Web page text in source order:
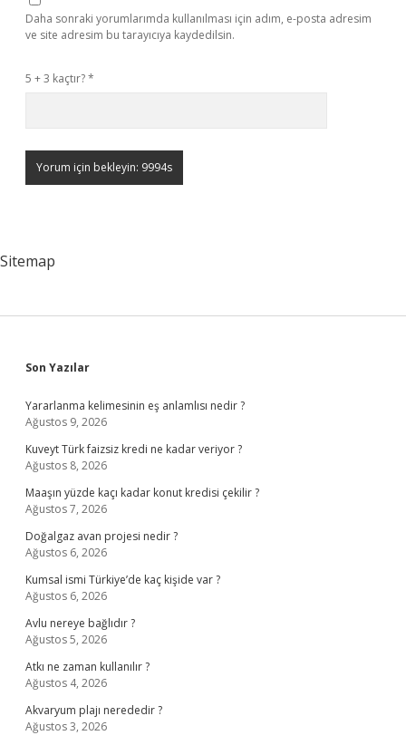
Daha sonraki yorumlarımda kullanılması için adım, e-posta adresim
ve site adresim bu tarayıcıya kaydedilsin.
5 + 3 kaçtır?*
Sitemap
Sidebar
Son Yazılar
Yararlanma kelimesinin eş anlamlısı nedir ?
Ağustos 9, 2026
Kuveyt Türk faizsiz kredi ne kadar veriyor ?
Ağustos 8, 2026
Maaşın yüzde kaçı kadar konut kredisi çekilir ?
Ağustos 7, 2026
Doğalgaz avan projesi nedir ?
Ağustos 6, 2026
Kumsal ismi Türkiye’de kaç kişide var ?
Ağustos 6, 2026
Avlu nereye bağlıdır ?
Ağustos 5, 2026
Atkı ne zaman kullanılır ?
Ağustos 4, 2026
Akvaryum plajı nerededir ?
Ağustos 3, 2026